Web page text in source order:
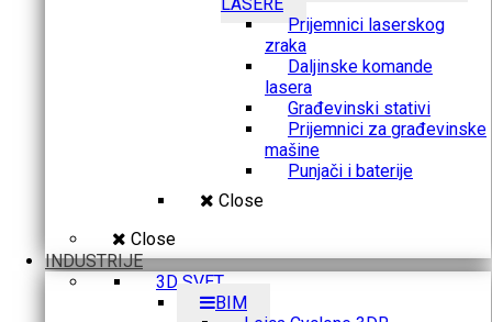
Prijemnici laserskog
zraka
Daljinske komande
lasera
Građevinski stativi
Prijemnici za građevinske
mašine
Punjači i baterije
Close
Close
INDUSTRIJE
3D SVET
BIM